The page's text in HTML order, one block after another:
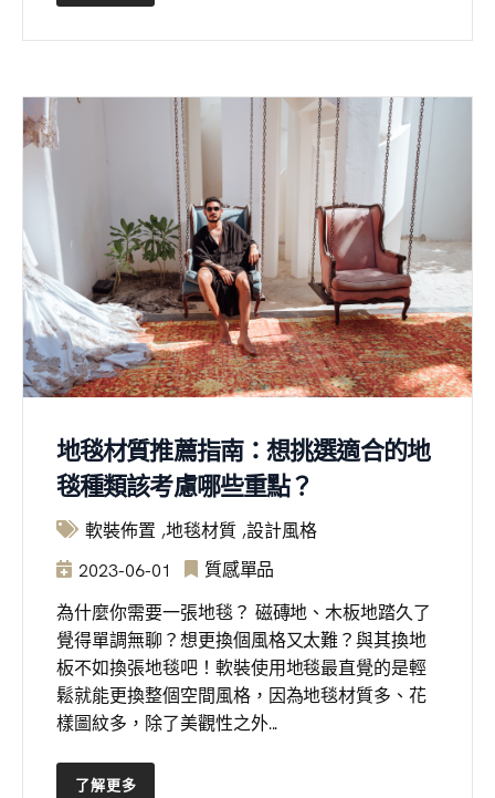
地毯材質推薦指南：想挑選適合的地
毯種類該考慮哪些重點？
軟裝佈置 地毯材質 設計風格
2023-06-01
質感單品
為什麼你需要一張地毯？ 磁磚地、木板地踏久了
覺得單調無聊？想更換個風格又太難？與其換地
板不如換張地毯吧！軟裝使用地毯最直覺的是輕
鬆就能更換整個空間風格，因為地毯材質多、花
樣圖紋多，除了美觀性之外...
了解更多